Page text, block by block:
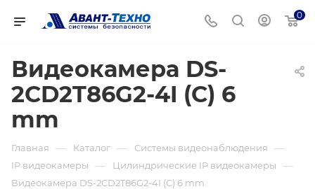
0
Видеокамера DS-
2CD2T86G2-4I (C) 6
mm
Главная — Каталог — Системы видеонаблюдения —
IP видеокамеры — Цилиндрические IP видеокамеры —
Видеокамера DS-2CD2T86G2-4I (C) 6 mm